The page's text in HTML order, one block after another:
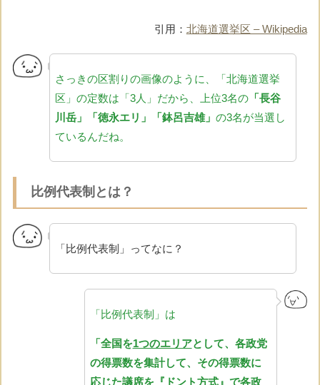
引用： 北海道選挙区 – Wikipedia
さっきの区割りの画像のように、「北海道選挙
区」の定数は「3人」だから、上位3名の 「長谷
川岳」「徳永エリ」「鉢呂吉雄」の3名が当選し
ているんだね。
比例代表制とは？
「比例代表制」ってなに？
「比例代表制」は
「全国を1つのエリアとして、各政党
の得票数を集計して、その得票数に
応じた議席を『ドント方式』で各政